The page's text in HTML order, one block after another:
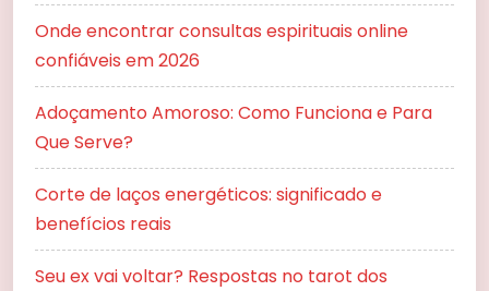
Onde encontrar consultas espirituais online
confiáveis em 2026
Adoçamento Amoroso: Como Funciona e Para
Que Serve?
Corte de laços energéticos: significado e
benefícios reais
Seu ex vai voltar? Respostas no tarot dos